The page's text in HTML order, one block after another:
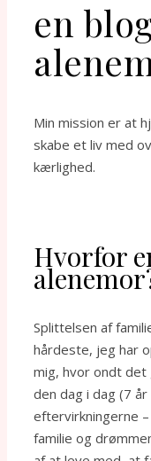
en
Min mission er at
skabe et liv med
kærlighed.
Hvorfor
Splittelsen af
hårdeste, jeg har
mig, hvor ondt
den dag i dag (7
eftervirkningerne
familie og